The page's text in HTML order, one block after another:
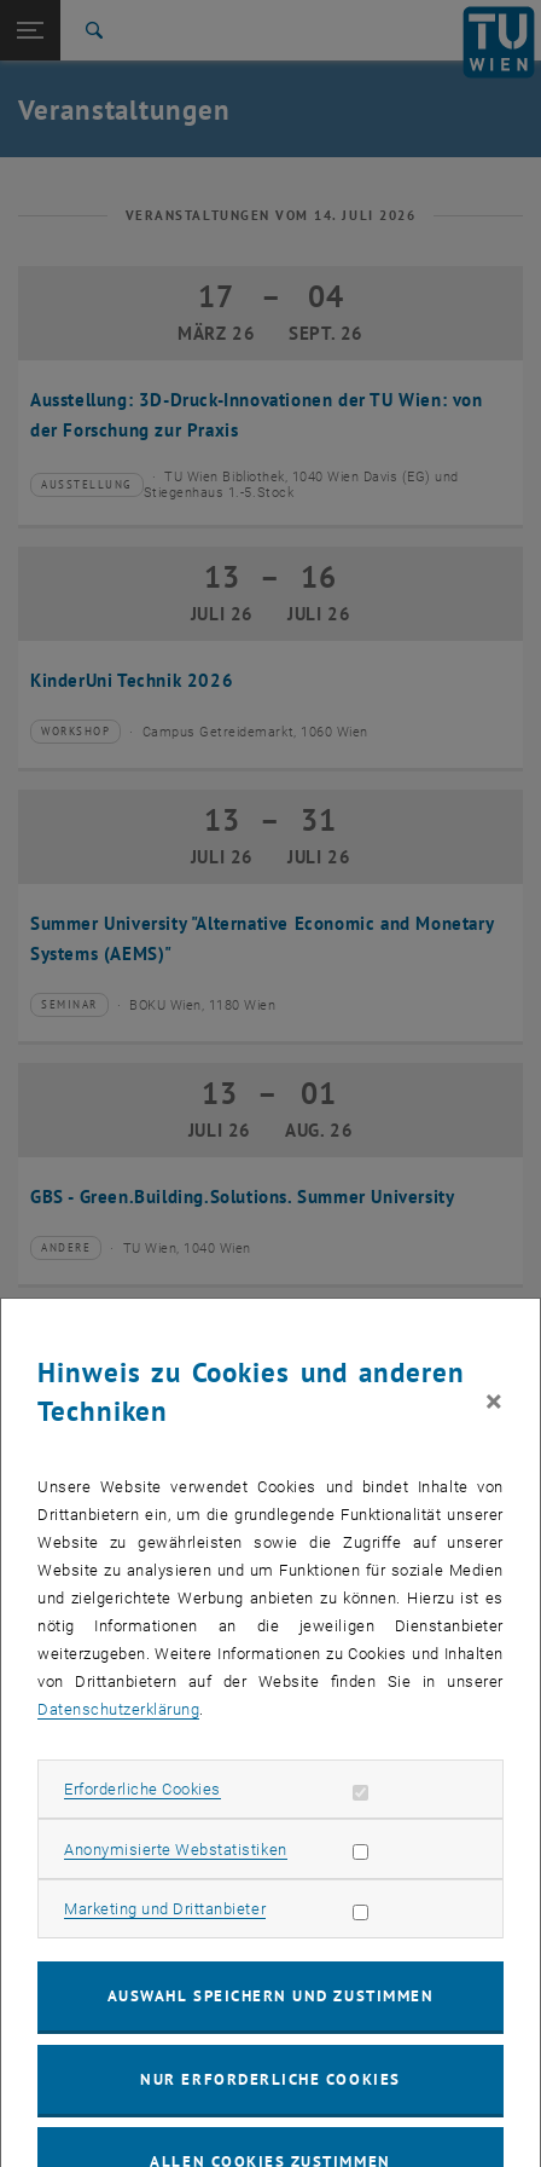
TU Login
Quicklinks
Quicklinks-Menü umschalten
Studium
Karriere
Zurück: Subseiten von Aktuelles auflisten
Aktuelles
Veranstaltungen
VERANSTALTUNGEN VOM 14. JULI 2026
Ausstellung: 3D-Druck-Innovationen der TU Wien: von
der Forschung zur Praxis
17
MÄRZ 26
17 März 2026 bis 04 September 2026
– 04
SEPT. 26
Veranstaltungstyp:
AUSSTELLUNG
Veranstaltungsort:
TU Wien Bibliothek, 1040 Wien Davis (EG) und
Stiegenhaus 1.-5.Stock
KinderUni Technik 2026
13
JULI 26
13 Juli 2026 bis 16 Juli 2026
– 16
JULI 26
Veranstaltungstyp:
WORKSHOP
Veranstaltungsort:Campus Getreidemarkt, 1060 Wien
Summer University "Alternative Economic and Monetary
Systems (AEMS)"
13
JULI 26
13 Juli 2026 bis 31 Juli 2026
– 31
JULI 26
Veranstaltungstyp:
SEMINAR
Veranstaltungsort:BOKU Wien, 1180 Wien
GBS - Green.Building.Solutions. Summer University
13
JULI 26
13 Juli 2026 bis 01 August 2026
– 01
AUG. 26
Veranstaltungstyp:
ANDERE
Veranstaltungsort:TU Wien, 1040 Wien
JULI 26 JULI 26
Veranstaltungstyp:
KONFERENZ
Veranstaltungsort:TU Wien, 1040 Wien
EMBA Online Info Session mit Dekan Prof. Dr. Wolfgang
28 Juli 2026
28
JULI 26
16:00-bis
17:00
INFORMATIONSVERANSTALTUNG Online, via Zoom
Info Session Learning Journey Turin
03
INFORMATIONSVERANSTALTUNG Online, Via Zoom
Hinweis zu Cookies und anderen
Techniken
×
Unsere Website verwendet Cookies und bindet Inhalte von
Drittanbietern ein, um die grundlegende Funktionalität unserer
Website zu gewährleisten sowie die Zugriffe auf unserer
Website zu analysieren und um Funktionen für soziale Medien
und zielgerichtete Werbung anbieten zu können. Hierzu ist es
nötig Informationen an die jeweiligen Dienstanbieter
weiterzugeben. Weitere Informationen zu Cookies und Inhalten
von Drittanbietern auf der Website finden Sie in unserer
Datenschutzerklärung
Erforderliche Cookies Erforderliche Cookies zulassen
Anonymisierte WebstatistikenStatistik Cookies zulassen
Marketing und DrittanbieterMarketing Cookies zulassen
AUSWAHL SPEICHERN UND ZUSTIMMEN
NUR ERFORDERLICHE COOKIES
ALLEN COOKIES ZUSTIMMEN